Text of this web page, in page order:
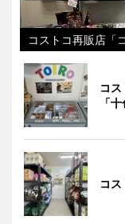
コストコ再販店「
コ
「
コ